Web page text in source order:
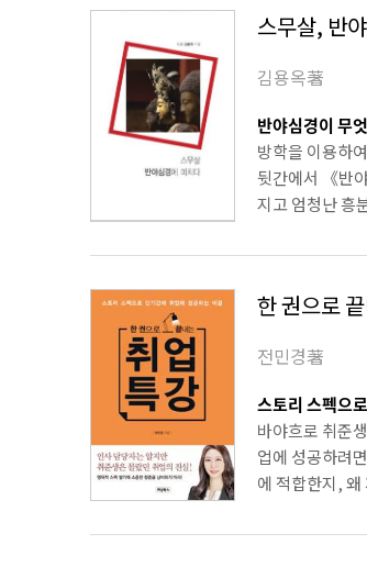
스무살, 반
김용옥著
반야심경이 무
방학을 이용하
뒷간에서 《반
지고 엄청난 흥
한 권으로
전민경著
스토리 스펙으
바야흐로 취준
업에 성공하려
에 적합한지, 왜